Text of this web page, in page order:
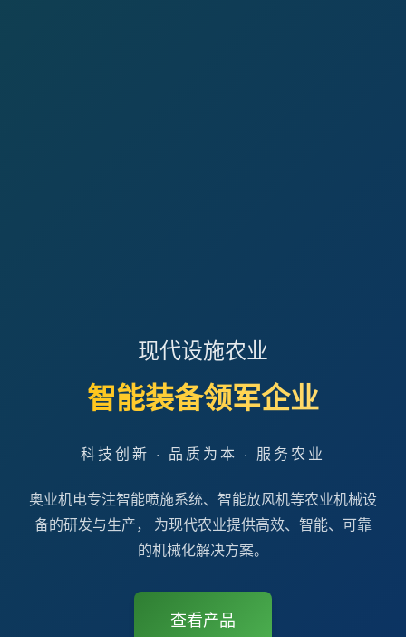
现代设施农业
智能装备领军企业
科技创新 · 品质为本 · 服务农业
奥业机电专注智能喷施系统、智能放风机等农业机械设
备的研发与生产， 为现代农业提供高效、智能、可靠
的机械化解决方案。
查看产品